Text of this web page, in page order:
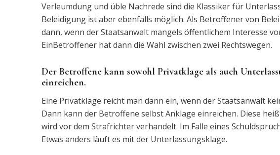
Verleumdung und üble Nachrede sind die Klassiker für
Beleidigung ist aber ebenfalls möglich. Als Betroffener von
dann, wenn der Staatsanwalt mangels öffentlichem Interesse
EinBetroffener hat dann die Wahl zwischen zwei Rechtswegen.
Der Betroffene kann sowohl Privatklage als auch
einreichen.
Eine Privatklage reicht man dann ein, wenn der Staatsanwalt
Dann kann der Betroffene selbst Anklage einreichen. Diese
wird vor dem Strafrichter verhandelt. Im Falle eines
Etwas anders läuft es mit der Unterlassungsklage.